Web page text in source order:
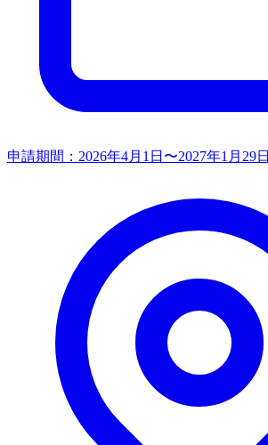
申請期間： 2026年4月1日〜2027年1月29日